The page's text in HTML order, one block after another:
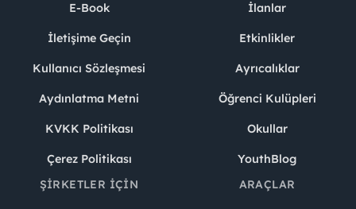
E-Book
İletişime Geçin
Kullanıcı Sözleşmesi
Aydınlatma Metni
KVKK Politikası
Çerez Politikası
İlanlar
Etkinlikler
Ayrıcalıklar
Öğrenci Kulüpleri
Okullar
YouthBlog
ŞIRKETLER İÇIN
ARAÇLAR